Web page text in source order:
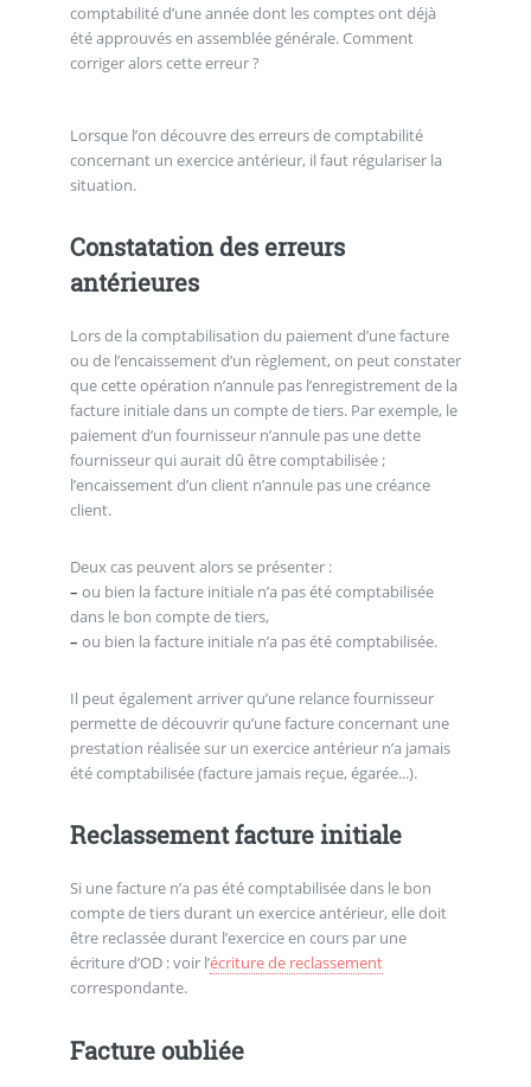
comptabilité d’une année dont les comptes ont déjà
été approuvés en assemblée générale. Comment
corriger alors cette erreur ?
Lorsque l’on découvre des erreurs de comptabilité
concernant un exercice antérieur, il faut régulariser la
situation.
Constatation des erreurs
antérieures
Lors de la comptabilisation du paiement d’une facture
ou de l’encaissement d’un règlement, on peut constater
que cette opération n’annule pas l’enregistrement de la
facture initiale dans un compte de tiers. Par exemple, le
paiement d’un fournisseur n’annule pas une dette
fournisseur qui aurait dû être comptabilisée ;
l’encaissement d’un client n’annule pas une créance
client.
Deux cas peuvent alors se présenter :
– ou bien la facture initiale n’a pas été comptabilisée
dans le bon compte de tiers,
– ou bien la facture initiale n’a pas été comptabilisée.
Il peut également arriver qu’une relance fournisseur
permette de découvrir qu’une facture concernant une
prestation réalisée sur un exercice antérieur n’a jamais
été comptabilisée (facture jamais reçue, égarée...).
Reclassement facture initiale
Si une facture n’a pas été comptabilisée dans le bon
compte de tiers durant un exercice antérieur, elle doit
être reclassée durant l’exercice en cours par une
écriture d’OD : voir l’écriture de reclassement
correspondante.
Facture oubliée